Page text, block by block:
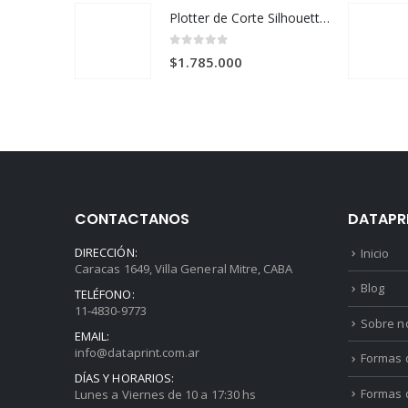
original
$1.735.000.
actual
Plotter de Corte Silhouette Cameo PRO MK-II
$1.785.000
CONTACTANOS
DIRECCIÓN:
Caracas 1649, Villa General Mitre, CABA
TELÉFONO:
11-4830-9773
EMAIL:
info@dataprint.com.ar
DÍAS Y HORARIOS:
Lunes a Viernes de 10 a 17:30 hs
Inicio
Blog
Sobre
Formas
Formas